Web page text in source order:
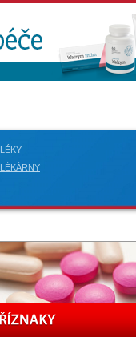
LÉKY
LÉKÁRNY